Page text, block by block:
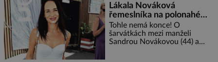
Lákala Nováková
řemeslníka na polonahé
tělo!
Tohle nemá konce! O
šarvátkách mezi manželi
Sandrou Novákovou (44) a